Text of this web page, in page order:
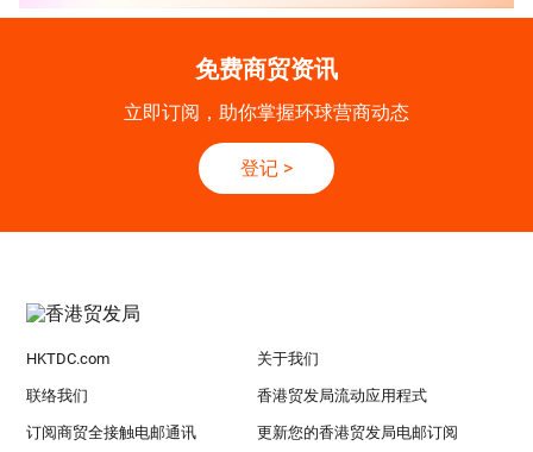
免费商贸资讯
立即订阅，助你掌握环球营商动态
登记 >
HKTDC.com 关于我们
联络我们 香港贸发局流动应用程式
订阅商贸全接触电邮通讯 更新您的香港贸发局电邮订阅